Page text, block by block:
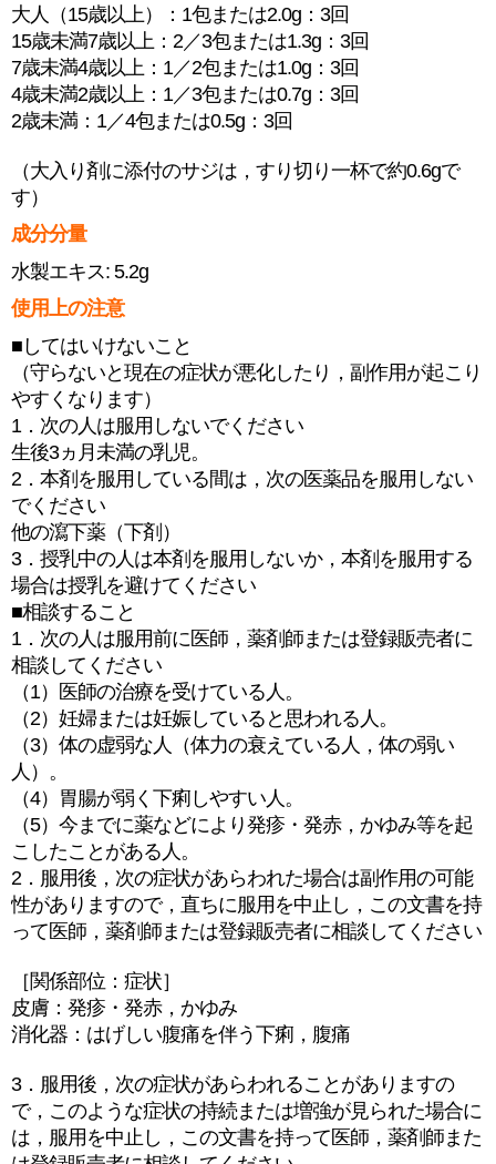
大人（15歳以上）：1包または2.0g：3回
15歳未満7歳以上：2／3包または1.3g：3回
7歳未満4歳以上：1／2包または1.0g：3回
4歳未満2歳以上：1／3包または0.7g：3回
2歳未満：1／4包または0.5g：3回
（大入り剤に添付のサジは，すり切り一杯で約0.6gで
す）
成分分量
水製エキス: 5.2g
使用上の注意
■してはいけないこと
（守らないと現在の症状が悪化したり，副作用が起こり
やすくなります）
1．次の人は服用しないでください
生後3ヵ月未満の乳児。
2．本剤を服用している間は，次の医薬品を服用しない
でください
他の瀉下薬（下剤）
3．授乳中の人は本剤を服用しないか，本剤を服用する
場合は授乳を避けてください
■相談すること
1．次の人は服用前に医師，薬剤師または登録販売者に
相談してください
（1）医師の治療を受けている人。
（2）妊婦または妊娠していると思われる人。
（3）体の虚弱な人（体力の衰えている人，体の弱い
人）。
（4）胃腸が弱く下痢しやすい人。
（5）今までに薬などにより発疹・発赤，かゆみ等を起
こしたことがある人。
2．服用後，次の症状があらわれた場合は副作用の可能
性がありますので，直ちに服用を中止し，この文書を持
って医師，薬剤師または登録販売者に相談してください
［関係部位：症状］
皮膚：発疹・発赤，かゆみ
消化器：はげしい腹痛を伴う下痢，腹痛
3．服用後，次の症状があらわれることがありますの
で，このような症状の持続または増強が見られた場合に
は，服用を中止し，この文書を持って医師，薬剤師また